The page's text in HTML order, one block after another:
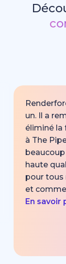
un. Il a
éliminé la
à The
haute
pour tous
et
En savoir